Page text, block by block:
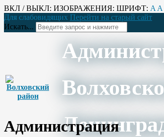
ВКЛ / ВЫКЛ: ИЗОБРАЖЕНИЯ: ШРИФТ: A A
Для слабовидящих Перейти на старый сайт
Искать...
Администрация